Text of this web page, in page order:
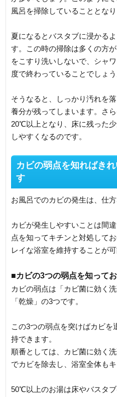
風呂を掃除していることとなり
夏になるとバスタブに浸かる
す。この時の掃除は多くの方
をこすり洗いしないで、シャ
度で終わっていることでしょう
そうなると、しっかり汚れを
養分が残ってしまいます。さ
20℃以上となり、床に残った
しやすくなるのです。
カビの弱点を知ればき
す
お風呂でのカビの発生は、仕
カビが発生しやすいことは間
点を知ってキチンと対処して
レイな浴室を維持することが可
■カビの3つの弱点を知って
カビの弱点は「カビ菌に効く
「乾燥」の3つです。
この3つの弱点を突けばカビ
持できます。
順番としては、カビ菌に効く
でカビを除去し、浴室全体も
50℃以上のお湯は床やバスタ